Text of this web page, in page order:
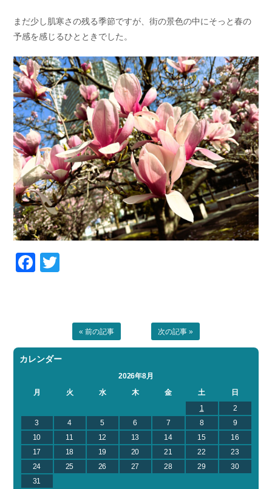
お問い合わせ
Contact us
会社概要
採用情報
Recruit
リンク集
Link
まだ少し肌寒さの残る季節ですが、街の景色の中にそっと春の
予感を感じるひとときでした。
Facebook
« 前の記事 次の記事 »
カレンダー
2026年8月
月
火 水 木 金 土
日
1
2
3
4 5 6 7 8
9
10
11 12 13 14 15
16
17
18 19 20 21 22
23
24
25 26 27 28 29
30
31